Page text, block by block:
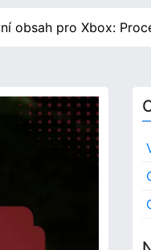
pro Xbox: Proces